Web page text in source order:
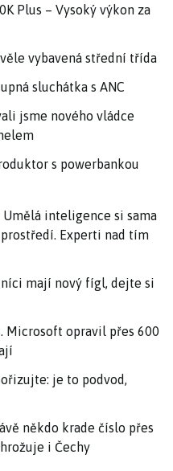
Plus – Vysoký výkon za
vybavená střední třída
sluchátka s ANC
jsme nového vládce
s powerbankou
Umělá inteligence si sama
Experti nad tím
mají nový fígl, dejte si
Microsoft opravil přes 600
je to podvod,
někdo krade číslo přes
i Čechy